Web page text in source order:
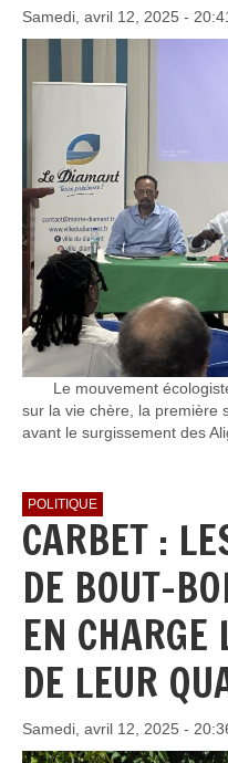
Samedi, avril 12, 2025 -
Le mouvement
sur la vie chère, la première
avant le surgissement des
POLITIQUE
CARBET :
DE BOUT-
EN CHARGE
DE LEUR
Samedi, avril 12, 2025 -